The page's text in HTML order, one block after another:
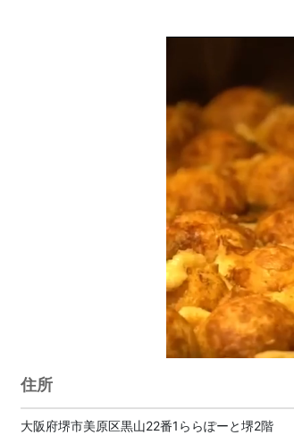
住所
大阪府堺市美原区黒山22番1ららぽーと堺2階